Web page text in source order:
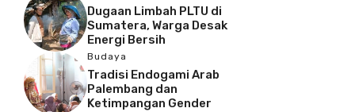
Dugaan Limbah PLTU di
Sumatera, Warga Desak
Energi Bersih
Budaya
Tradisi Endogami Arab
Palembang dan
Ketimpangan Gender